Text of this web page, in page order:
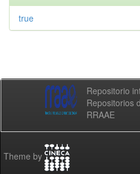
true
Repositorio
Repositorios
RRAAE
Theme by